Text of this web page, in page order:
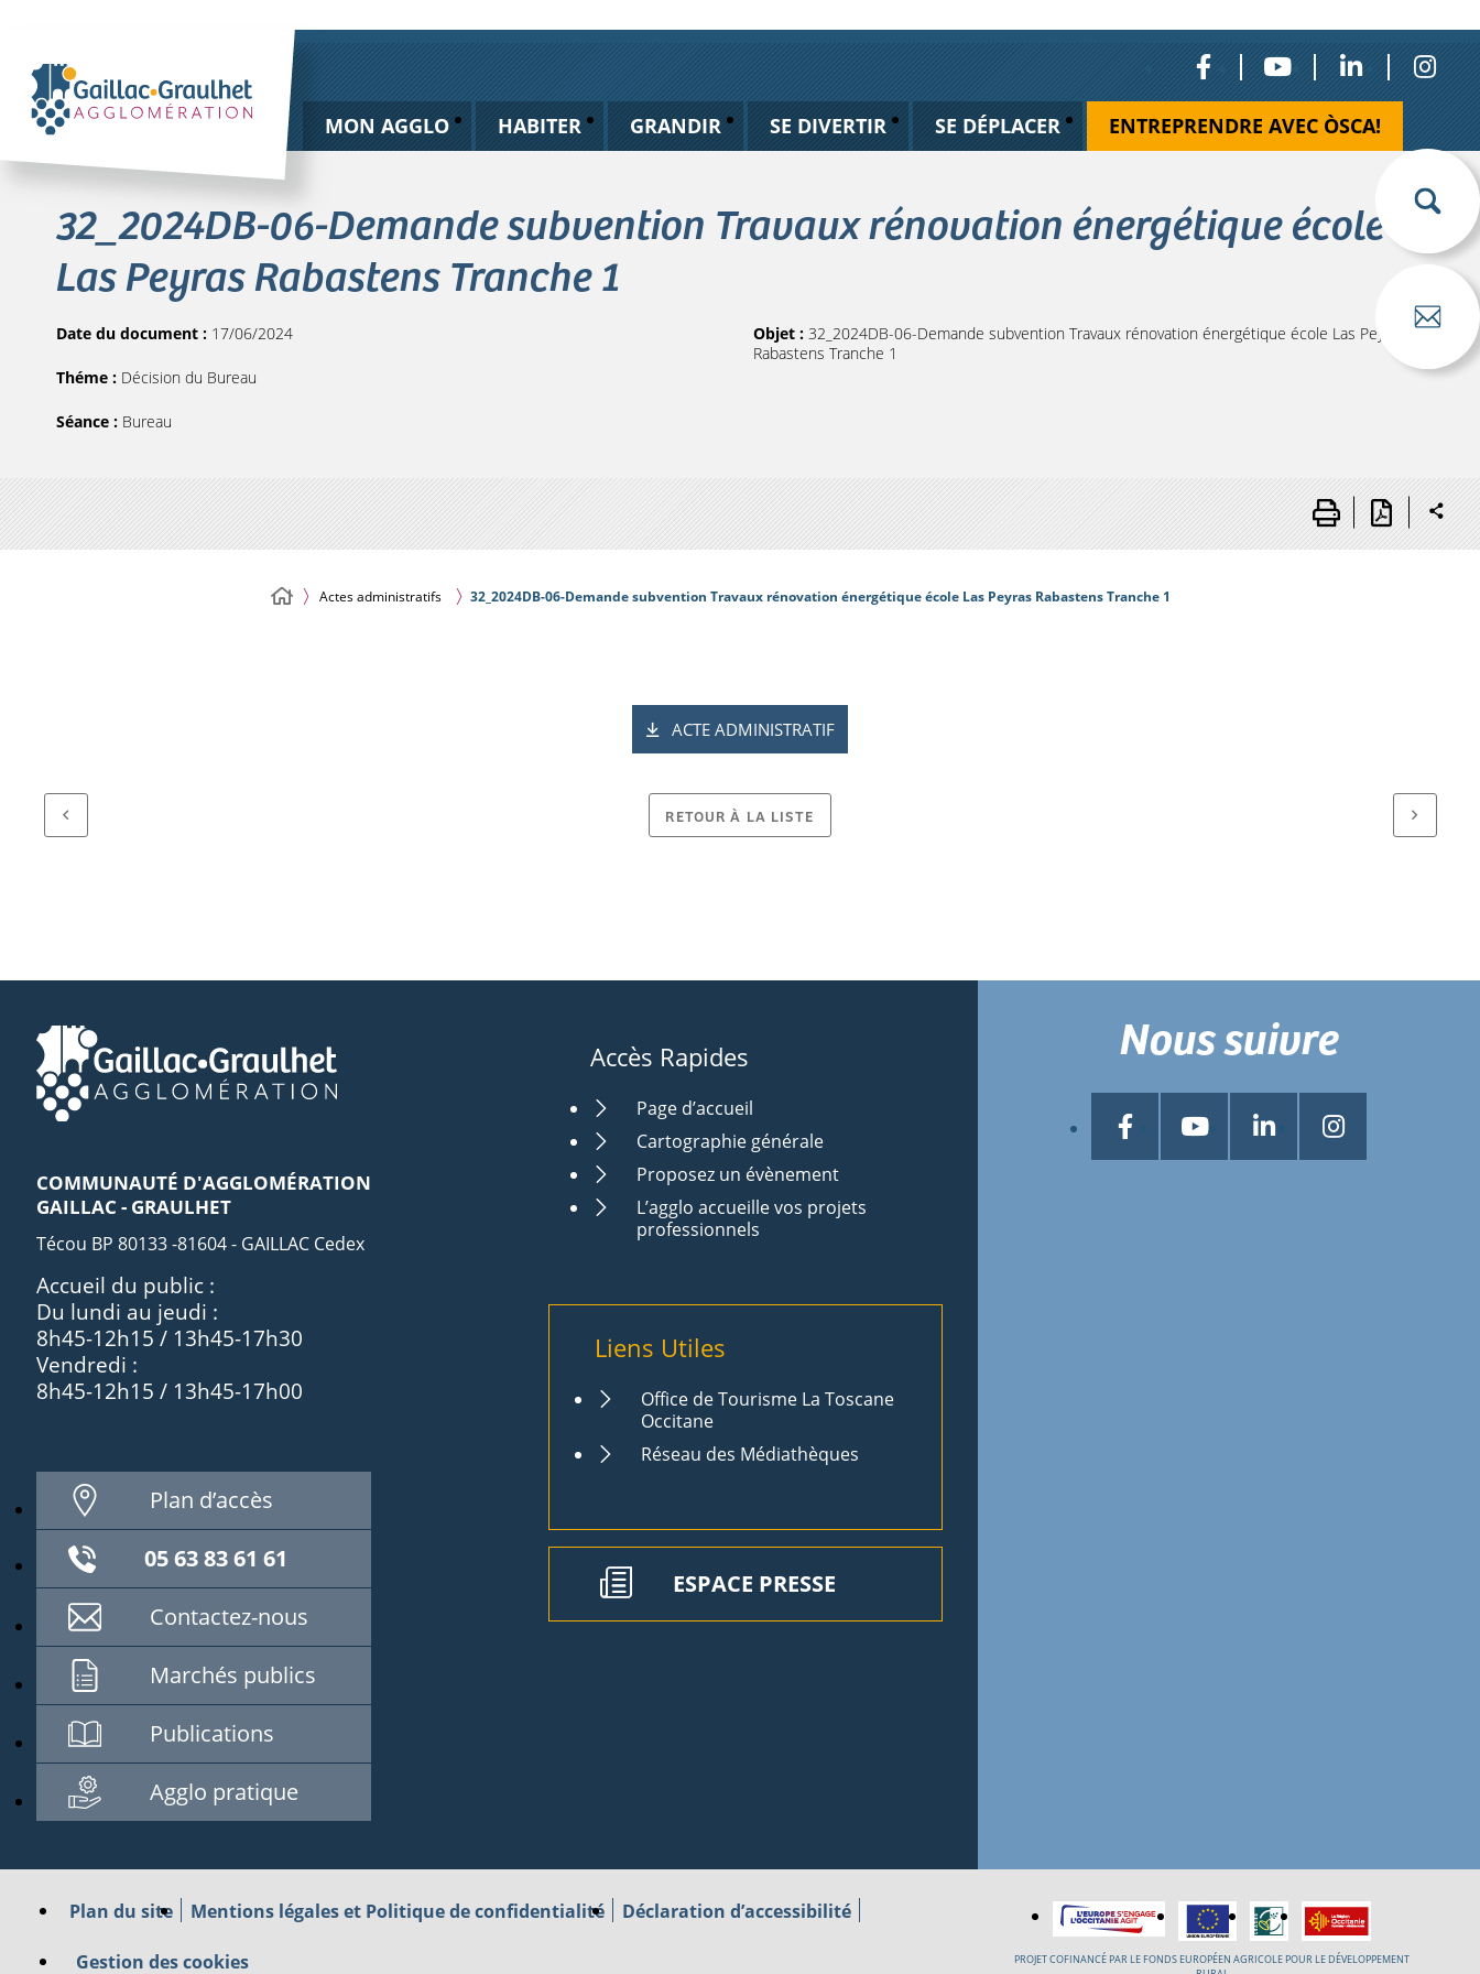
MON AGGLO HABITER GRANDIR SE DIVERTIR SE DÉPLACER ENTREPRENDRE AVEC ÒSCA!
32_2024DB-06-Demande subvention Travaux rénovation énergétique école
Las Peyras Rabastens Tranche 1
Date du document : 17/06/2024
Théme : Décision du Bureau
Séance : Bureau
Objet : 32_2024DB-06-Demande subvention Travaux rénovation énergétique école Las Peyras
Rabastens Tranche 1
Actes administratifs 32_2024DB-06-Demande subvention Travaux rénovation énergétique école Las Peyras Rabastens Tranche 1
ACTE ADMINISTRATIF
RETOUR À LA LISTE
COMMUNAUTÉ D'AGGLOMÉRATION
GAILLAC - GRAULHET
Técou BP 80133 -81604 - GAILLAC Cedex
Accueil du public :
Du lundi au jeudi :
8h45-12h15 / 13h45-17h30
Vendredi :
8h45-12h15 / 13h45-17h00
Plan d’accès
05 63 83 61 61
Contactez-nous
Marchés publics
Publications
Agglo pratique
Accès Rapides
Page d’accueil
Cartographie générale
Proposez un évènement
L’agglo accueille vos projets
professionnels
Liens Utiles
Office de Tourisme La Toscane
Occitane
Réseau des Médiathèques
ESPACE PRESSE
Nous suivre
Plan du site Mentions légales et Politique de confidentialité Déclaration d’accessibilité
Gestion des cookies
PROJET COFINANCÉ PAR LE FONDS EUROPÉEN AGRICOLE POUR LE DÉVELOPPEMENT